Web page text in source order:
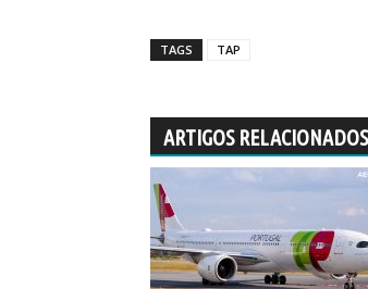
TAGS TAP
ARTIGOS RELACIONADOS